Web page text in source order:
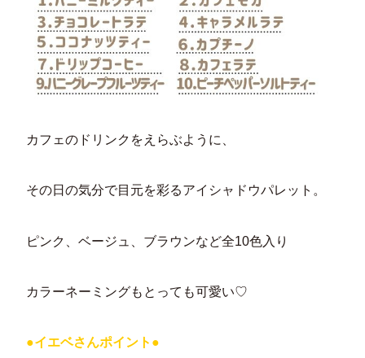
カフェのドリンクをえらぶように、
その日の気分で目元を彩るアイシャドウパレット。
ピンク、ベージュ、ブラウンなど全10色入り
カラーネーミングもとっても可愛い♡
●イエベさんポイント●